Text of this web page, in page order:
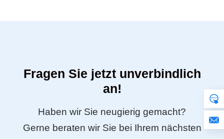
Fragen Sie jetzt unverbindlich
an!
Haben wir Sie neugierig gemacht?
Gerne beraten wir Sie bei Ihrem nächsten